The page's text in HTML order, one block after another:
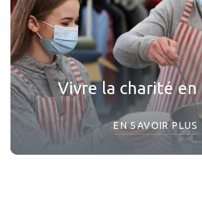
Vivre la charité
EN SAVOIR PLUS